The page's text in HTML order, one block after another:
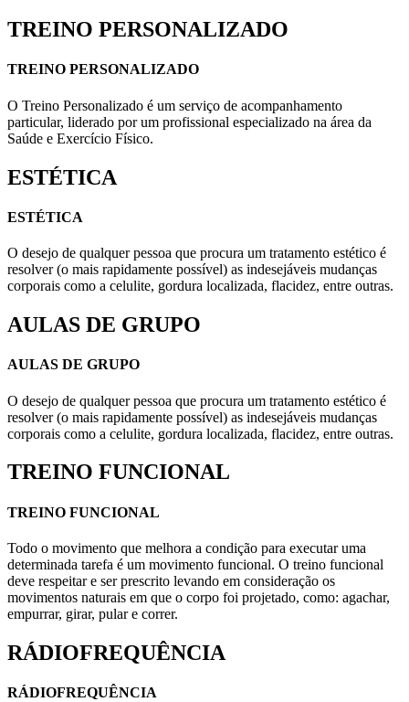
TREINO PERSONALIZADO
TREINO PERSONALIZADO
O Treino Personalizado é um serviço de acompanhamento
particular, liderado por um profissional especializado na área da
Saúde e Exercício Físico.
ESTÉTICA
ESTÉTICA
O desejo de qualquer pessoa que procura um tratamento estético é
resolver (o mais rapidamente possível) as indesejáveis mudanças
corporais como a celulite, gordura localizada, flacidez, entre outras.
AULAS DE GRUPO
AULAS DE GRUPO
O desejo de qualquer pessoa que procura um tratamento estético é
resolver (o mais rapidamente possível) as indesejáveis mudanças
corporais como a celulite, gordura localizada, flacidez, entre outras.
TREINO FUNCIONAL
TREINO FUNCIONAL
Todo o movimento que melhora a condição para executar uma
determinada tarefa é um movimento funcional. O treino funcional
deve respeitar e ser prescrito levando em consideração os
movimentos naturais em que o corpo foi projetado, como: agachar,
empurrar, girar, pular e correr.
RÁDIOFREQUÊNCIA
RÁDIOFREQUÊNCIA